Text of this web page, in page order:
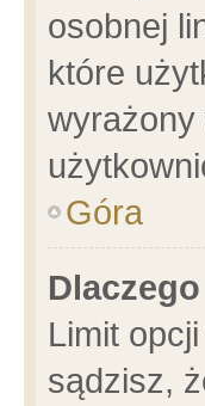
osobnej
które
wyrażony
Góra
Limit
sądzisz,